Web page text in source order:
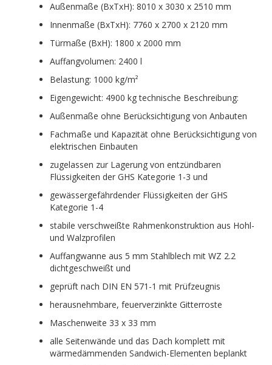
Außenmaße (BxTxH): 8010 x 3030 x 2510 mm
Innenmaße (BxTxH): 7760 x 2700 x 2120 mm
Türmaße (BxH): 1800 x 2000 mm
Auffangvolumen: 2400 l
Belastung: 1000 kg/m²
Eigengewicht: 4900 kg technische Beschreibung:
Außenmaße ohne Berücksichtigung von Anbauten
Fachmaße und Kapazität ohne Berücksichtigung von
elektrischen Einbauten
zugelassen zur Lagerung von entzündbaren
Flüssigkeiten der GHS Kategorie 1-3 und
gewässergefährdender Flüssigkeiten der GHS
Kategorie 1-4
stabile verschweißte Rahmenkonstruktion aus Hohl-
und Walzprofilen
Auffangwanne aus 5 mm Stahlblech mit WZ 2.2
dichtgeschweißt und
geprüft nach DIN EN 571-1 mit Prüfzeugnis
herausnehmbare, feuerverzinkte Gitterroste
Maschenweite 33 x 33 mm
alle Seitenwände und das Dach komplett mit
wärmedämmenden Sandwich-Elementen beplankt